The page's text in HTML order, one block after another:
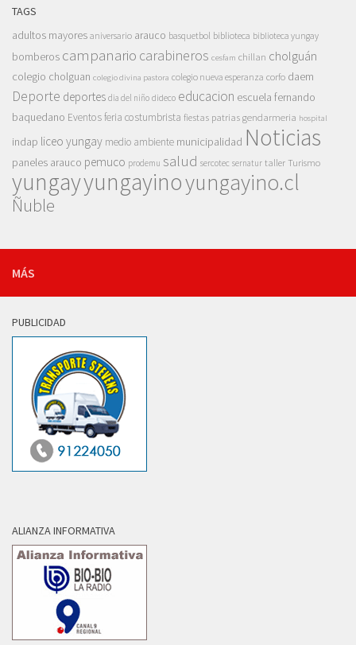
TAGS
adultos mayores aniversario arauco basquetbol biblioteca biblioteca yungay
bomberos campanario carabineros cesfam chillan cholguán
colegio cholguan colegio divina pastora colegio nueva esperanza corfo daem
Deporte deportes dia del niño dideco educacion escuela fernando
baquedano Eventosferia costumbrista fiestas patrias gendarmeria hospital
indap liceo yungay medio ambiente municipalidad Noticias
paneles arauco pemuco prodemu salud sercotec sernatur taller Turismo
yungayyungayinoyungayino.cl
Ñuble
MÁS
PUBLICIDAD
ALIANZA INFORMATIVA